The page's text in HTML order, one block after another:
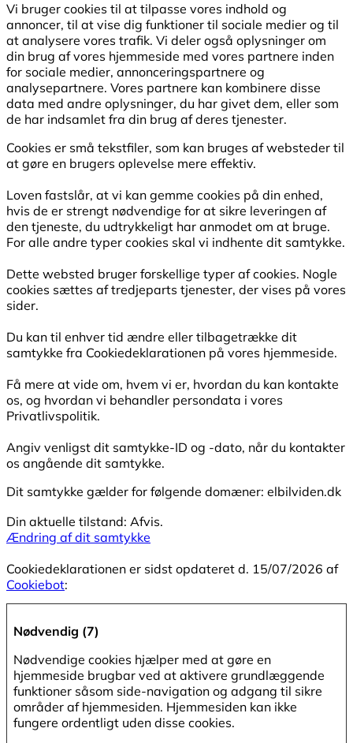
Vi bruger cookies til at tilpasse vores indhold og
annoncer, til at vise dig funktioner til sociale medier og til
at analysere vores trafik. Vi deler også oplysninger om
din brug af vores hjemmeside med vores partnere inden
for sociale medier, annonceringspartnere og
analysepartnere. Vores partnere kan kombinere disse
data med andre oplysninger, du har givet dem, eller som
de har indsamlet fra din brug af deres tjenester.
Cookies er små tekstfiler, som kan bruges af websteder til
at gøre en brugers oplevelse mere effektiv.
Loven fastslår, at vi kan gemme cookies på din enhed,
hvis de er strengt nødvendige for at sikre leveringen af
den tjeneste, du udtrykkeligt har anmodet om at bruge.
For alle andre typer cookies skal vi indhente dit samtykke.
Dette websted bruger forskellige typer af cookies. Nogle
cookies sættes af tredjeparts tjenester, der vises på vores
sider.
Du kan til enhver tid ændre eller tilbagetrække dit
samtykke fra Cookiedeklarationen på vores hjemmeside.
Få mere at vide om, hvem vi er, hvordan du kan kontakte
os, og hvordan vi behandler persondata i vores
Privatlivspolitik.
Angiv venligst dit samtykke-ID og -dato, når du kontakter
os angående dit samtykke.
Dit samtykke gælder for følgende domæner: elbilviden.dk
Din aktuelle tilstand: Afvis.
Ændring af dit samtykke
Cookiedeklarationen er sidst opdateret d. 15/07/2026 af
Cookiebot:
Nødvendig (7)
Nødvendige cookies hjælper med at gøre en
hjemmeside brugbar ved at aktivere grundlæggende
funktioner såsom side-navigation og adgang til sikre
områder af hjemmesiden. Hjemmesiden kan ikke
fungere ordentligt uden disse cookies.